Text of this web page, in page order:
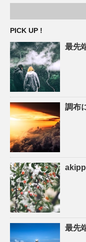
PICK UP !
最先
最先